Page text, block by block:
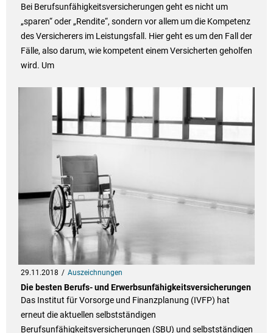
Bei Berufsunfähigkeitsversicherungen geht es nicht um
„sparen“ oder „Rendite“, sondern vor allem um die Kompetenz
des Versicherers im Leistungsfall. Hier geht es um den Fall der
Fälle, also darum, wie kompetent einem Versicherten geholfen
wird. Um
29.11.2018 Auszeichnungen
Die besten Berufs- und Erwerbsunfähigkeitsversicherungen
Das Institut für Vorsorge und Finanzplanung (IVFP) hat
erneut die aktuellen selbstständigen
Berufsunfähigkeitsversicherungen (SBU) und selbstständigen